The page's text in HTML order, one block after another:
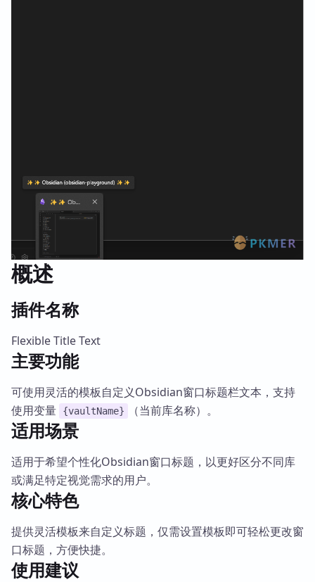
概述
插件名称
Flexible Title Text
主要功能
可使用灵活的模板自定义Obsidian窗口标题栏文本，支持
使用变量
{vaultName} （当前库名称）。
适用场景
适用于希望个性化Obsidian窗口标题，以更好区分不同库
或满足特定视觉需求的用户。
核心特色
提供灵活模板来自定义标题，仅需设置模板即可轻松更改窗
口标题，方便快捷。
使用建议